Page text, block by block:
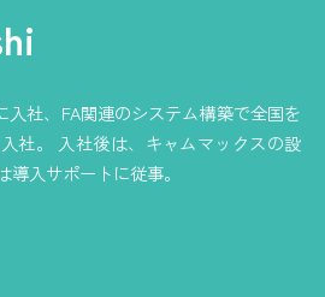
入社、FA関連のシステム構築で全国を
社。 入社後は、キャムマックスの設
入サポートに従事。